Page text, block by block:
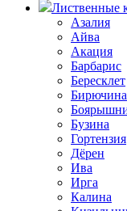
Лиственные
Азалия
Айва
Акация
Барбарис
Бересклет
Бирючина
Бузина
Гортензия
Дёрен
Ива
Ирга
Калина